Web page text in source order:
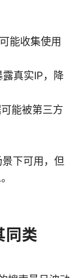
能收集使用
真实IP，降
能被第三方
下可用，但
同类